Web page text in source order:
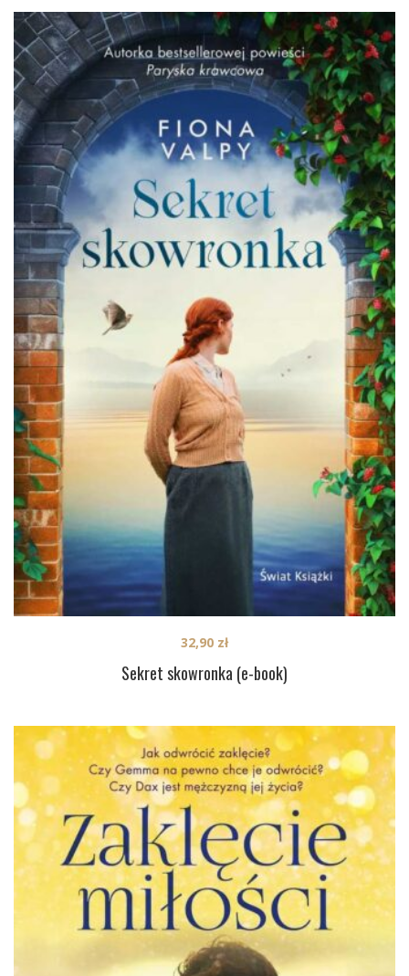
Sekret skowronka (e-book)
32,90 zł